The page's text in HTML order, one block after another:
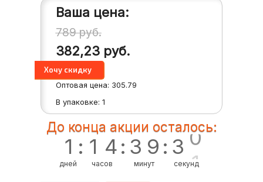
Ваша цена:
789руб.
382,23 руб.
Оптовая цена: 305.79
В упаковке: 1
До конца акции осталось:
1
дней
: 1 4
часов
: 3 9
минут
: 3
2
0
9
секунд